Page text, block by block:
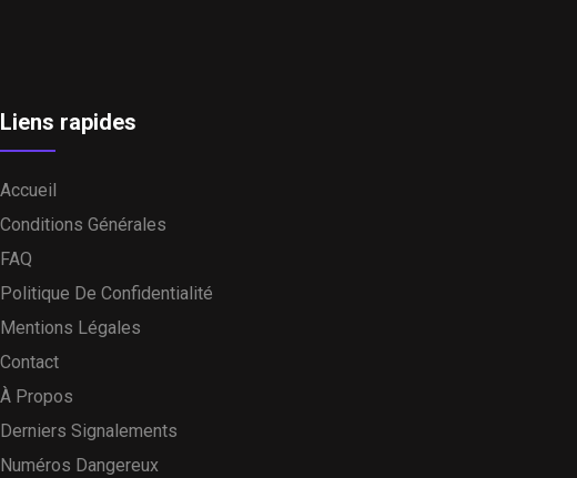
Liens rapides
Accueil
Conditions Générales
FAQ
Politique De Confidentialité
Mentions Légales
Contact
À Propos
Derniers Signalements
Numéros Dangereux